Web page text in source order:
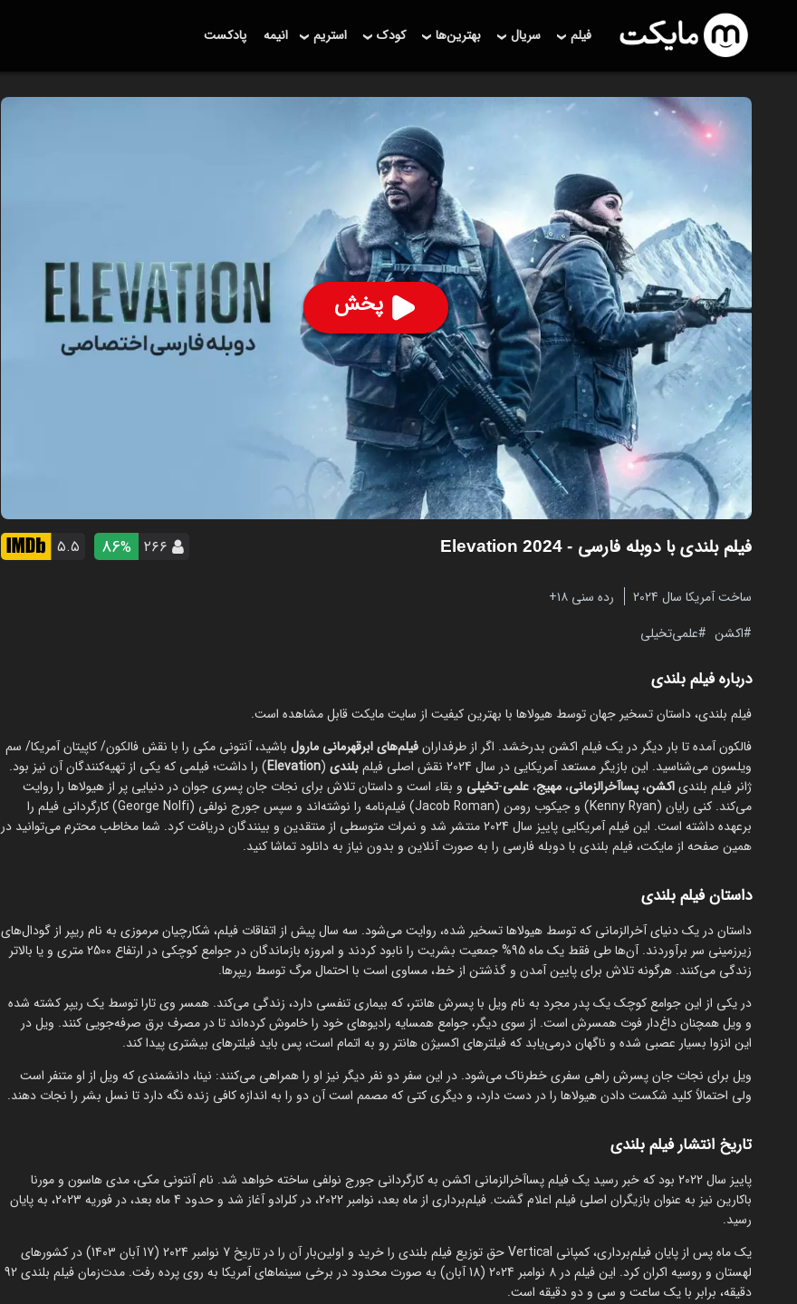
فیلم سریال بهترین‌ها کودک استریم انیمه پادکست
پخش
فیلم بلندی با دوبله فارسی - Elevation 2024 ۲۶۶ 86% ۵.۵
ساخت آمریکا سال 2024
رده سنی ۱۸+
اکشن
علمی‌تخیلی
درباره فیلم بلندی
فیلم بلندی، داستان تسخیر جهان توسط هیولاها با بهترین کیفیت از سایت مایکت قابل مشاهده است.
فالکون آمده تا بار دیگر در یک فیلم اکشن بدرخشد. اگر از طرفدارانفیلم‌های ابرقهرمانی مارول باشید، آنتونی مکی را با نقش فالکون/ کاپیتان آمریکا/ سم
ویلسون می‌شناسید. این بازیگر مستعد آمریکایی در سال 2024 نقش اصلی فیلم
بلندی (
Elevation) را داشت؛ فیلمی که یکی از تهیه‌کنندگان آن نیز بود.
ژانر فیلم بلندیاکشن،پساآخرالزمانی،مهیج،علمی-تخیلی و بقاء است و داستان تلاش برای نجات جان پسری جوان در دنیایی پر از هیولاها را روایت
می‌کند. کنی رایان (Kenny Ryan) و جیکوب رومن (Jacob Roman) فیلم‌نامه را نوشته‌اند و سپس جورج نولفی (George Nolfi) کارگردانی فیلم را
برعهده داشته است. این فیلم آمریکایی پاییز سال 2024 منتشر شد و نمرات متوسطی از منتقدین و بینندگان دریافت کرد. شما مخاطب محترم می‌توانید در
همین صفحه از مایکت، فیلم بلندی با دوبله فارسی را به صورت آنلاین و بدون نیاز به دانلود تماشا کنید.
داستان فیلم بلندی
داستان در یک دنیای آخرالزمانی که توسط هیولاها تسخیر شده، روایت می‌شود. سه سال پیش از اتفاقات فیلم، شکارچیان مرموزی به نام ریپر از گودال‌های
زیرزمینی سر برآوردند. آن‌ها طی فقط یک ماه 95% جمعیت بشریت را نابود کردند و امروزه بازماندگان در جوامع کوچکی در ارتفاع 2500 متری و یا بالاتر
زندگی می‌کنند. هرگونه تلاش برای پایین آمدن و گذشتن از خط، مساوی است با احتمال مرگ توسط ریپرها.
در یکی از این جوامع کوچک یک پدر مجرد به نام ویل با پسرش هانتر، که بیماری تنفسی دارد، زندگی می‌کند. همسر وی تارا توسط یک ریپر کشته شده
و ویل همچنان داغ‌دار فوت همسرش است. از سوی دیگر، جوامع همسایه رادیوهای خود را خاموش کرده‌اند تا در مصرف برق صرفه‌جویی کنند. ویل در
این انزوا بسیار عصبی شده و ناگهان درمی‌یابد که فیلترهای اکسیژن هانتر رو به اتمام است، پس باید فیلترهای بیشتری پیدا کند.
ویل برای نجات جان پسرش راهی سفری خطرناک می‌شود. در این سفر دو نفر دیگر نیز او را همراهی می‌کنند: نینا، دانشمندی که ویل از او متنفر است
ولی احتمالاً کلید شکست دادن هیولاها را در دست دارد، و دیگری کتی که مصمم است آن دو را به اندازه کافی زنده نگه دارد تا نسل بشر را نجات دهند.
تاریخ انتشار فیلم بلندی
پاییز سال 2022 بود که خبر رسید یک فیلم پساآخرالزمانی اکشن به کارگردانی جورج نولفی ساخته خواهد شد. نام آنتونی مکی، مدی هاسون و مورنا
باکارین نیز به عنوان بازیگران اصلی فیلم اعلام گشت. فیلم‌برداری از ماه بعد، نوامبر 2022، در کلرادو آغاز شد و حدود 4 ماه بعد، در فوریه 2023، به پایان
رسید.
یک ماه پس از پایان فیلم‌برداری، کمپانی Vertical حق توزیع فیلم بلندی را خرید و اولین‌بار آن را در تاریخ 7 نوامبر 2024 (17 آبان 1403) در کشورهای
لهستان و روسیه اکران کرد. این فیلم در 8 نوامبر 2024 (18 آبان) به صورت محدود در برخی سینماهای آمریکا به روی پرده رفت. مدت‌زمان فیلم بلندی 92
دقیقه، برابر با یک ساعت و سی‌ و دو دقیقه است.